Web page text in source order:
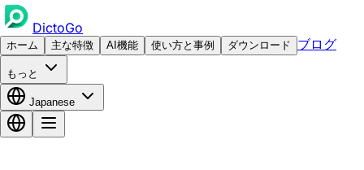
DictoGo
ホーム 主な特徴 AI機能 使い方と事例 ダウンロード ブログ
もっと
Japanese